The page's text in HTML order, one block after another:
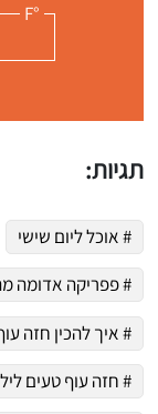
°F
תגיות:
# אוכל ליום שישי
# פפריקה אדומה
# איך להכין חזה
# חזה עוף טעים